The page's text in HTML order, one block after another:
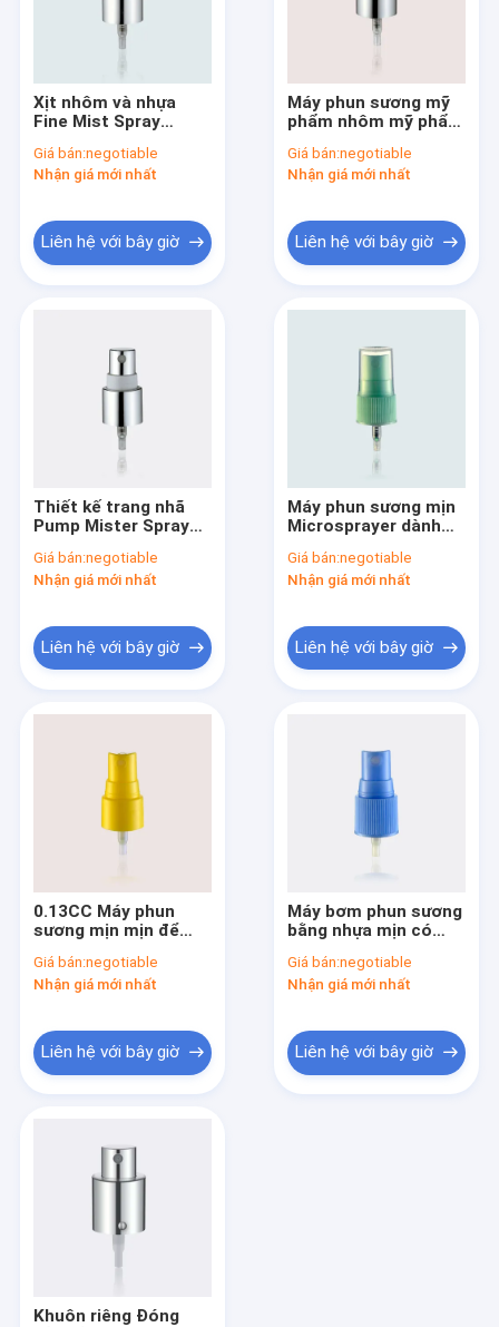
Các sản phẩm
Về chúng tôi
Tham quan nhà máy
Kiểm soát chất lượng
Yêu cầu báo giá
Company News
Son môi rỗng
Lọ mỹ phẩm nhựa
Xịt nhôm và nhựa
Fine Mist Spray
03N Trọng lượng nhẹ
Giá bán:negotiable
Nhận giá mới nhất
Liên hệ với bây giờ
Máy phun sương mỹ
phẩm nhôm mỹ phẩm
Giá bán:negotiable
Nhận giá mới nhất
Liên hệ với bây giờ
Thiết kế trang nhã
Pump Mister Sprayer
Nhôm Tuổi thọ cao
Giá bán:negotiable
Nhận giá mới nhất
Liên hệ với bây giờ
Máy phun sương mịn
Microsprayer dành
sóc cá nhân JY601-
05B 20/410 có gân
Giá bán:negotiable
Nhận giá mới nhất
Liên hệ với bây giờ
0.13CC Máy phun
sương mịn mịn để
trong nhiều màu
JY601-05C 20/410
Giá bán:negotiable
Nhận giá mới nhất
Liên hệ với bây giờ
Máy bơm phun sương
bằng nhựa mịn có
20/415 có gân
Giá bán:negotiable
Nhận giá mới nhất
Liên hệ với bây giờ
Khuôn riêng Đóng